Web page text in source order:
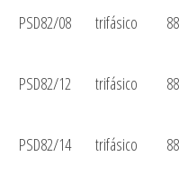
PSD82/08 trifásico 88
PSD82/12 trifásico 88
PSD82/14 trifásico 88